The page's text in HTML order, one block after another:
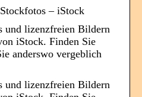
– iStock
und lizenzfreien Bildern
iStock. Finden Sie
anderswo vergeblich
und lizenzfreien Bildern